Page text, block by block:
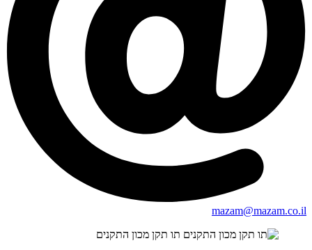
mazam@mazam.co.il
תו תקן מכון התקנים